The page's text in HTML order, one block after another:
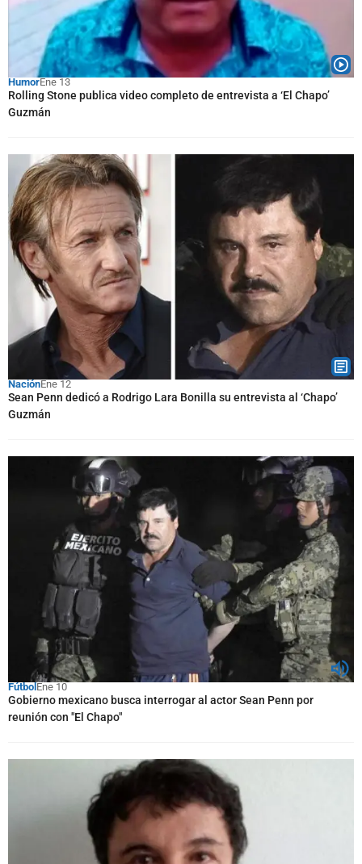
HumorEne 13
Rolling Stone publica video completo de entrevista a ‘El Chapo’
Guzmán
NaciónEne 12
Sean Penn dedicó a Rodrigo Lara Bonilla su entrevista al ‘Chapo’
Guzmán
FútbolEne 10
Gobierno mexicano busca interrogar al actor Sean Penn por
reunión con "El Chapo"